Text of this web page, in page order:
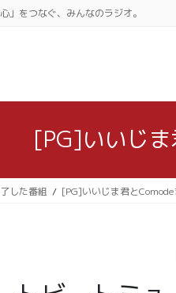
」をつなぐ、みんなのラジオ。
[PG]いいじ
した番組 [PG]いいじま君と